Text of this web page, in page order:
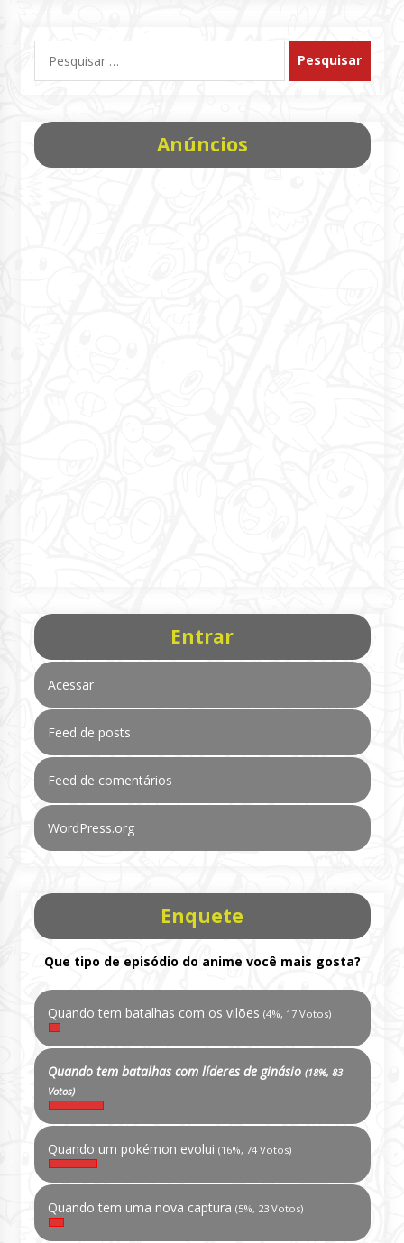
por:
Anúncios
Entrar
Acessar
Feed de posts
Feed de comentários
WordPress.org
Enquete
Que tipo de episódio do anime você mais gosta?
Quando tem batalhas com os vilões (4%, 17 Votos)
Quando tem batalhas com líderes de ginásio (18%, 83
Votos)
Quando um pokémon evolui (16%, 74 Votos)
Quando tem uma nova captura (5%, 23 Votos)